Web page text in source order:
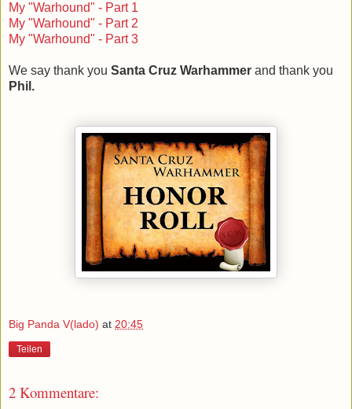
My "Warhound" - Part 1
My "Warhound" - Part 2
My "Warhound" - Part 3
We say thank you Santa Cruz Warhammer and thank you
Phil .
Big Panda V(lado) at 20:45
Teilen
2 Kommentare: